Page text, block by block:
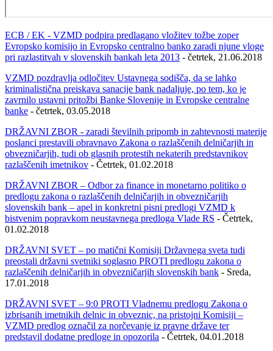
ECB / EK - VZMD podpira predlagano vložitev tožbe zoper
Evropsko komisijo in Evropsko centralno banko zaradi njune vloge
pri razlastitvah v slovenskih bankah leta 2013 - četrtek, 21.06.2018
VZMD pozdravlja odločitev Ustavnega sodišča, da se lahko
kriminalistična preiskava sanacije bank nadaljuje, po tem, ko je
zavrnilo ustavni pritožbi Banke Slovenije in Evropske centralne
banke - četrtek, 03.05.2018
DRŽAVNI ZBOR - zaradi številnih pripomb in zahtevnosti materije
poslanci prestavili obravnavo Zakona o razlaščenih delničarjih in
obvezničarjih, tudi ob glasnih protestih nekaterih predstavnikov
razlaščenih imetnikov - Četrtek, 01.02.2018
DRŽAVNI ZBOR – Odbor za finance in monetarno politiko o
predlogu zakona o razlaščenih delničarjih in obvezničarjih
slovenskih bank – apel in konkretni pisni predlogi VZMD k
bistvenim popravkom neustavnega predloga Vlade RS - Četrtek,
01.02.2018
DRŽAVNI SVET – po matični Komisiji Državnega sveta tudi
preostali državni svetniki soglasno PROTI predlogu zakona o
razlaščenih delničarjih in obvezničarjih slovenskih bank - Sreda,
17.01.2018
DRŽAVNI SVET – 9:0 PROTI Vladnemu predlogu Zakona o
izbrisanih imetnikih delnic in obveznic, na pristojni Komisiji –
VZMD predlog označil za norčevanje iz pravne države ter
predstavil dodatne predloge in opozorila - Četrtek, 04.01.2018